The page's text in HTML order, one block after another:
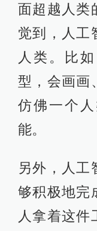
面超越人类
觉到，人工
人类。比
型，会画画
仿佛一个
能。
另外，人工
够积极地完
人拿着这件